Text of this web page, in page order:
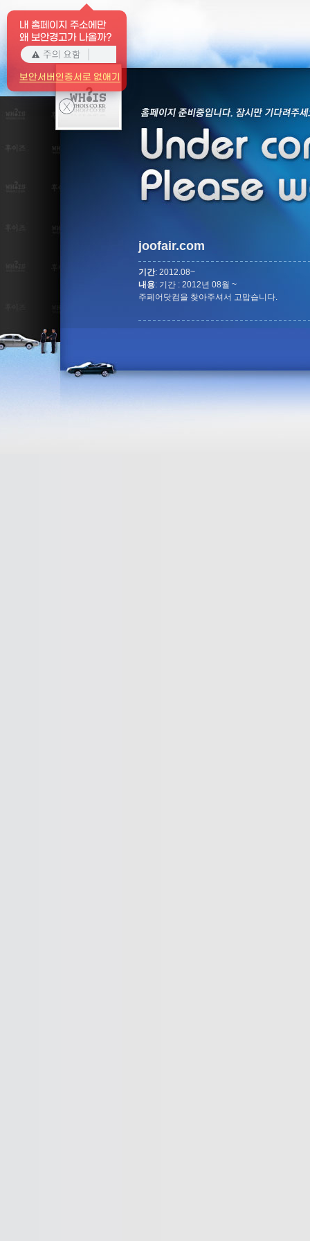
내 홈페이지 주소에만
왜 보안경고가 나올까?
보안서버인증서로 없애기
X
joofair.com
기간: 2012.08~
내용: 기간 : 2012년 08월 ~
주페어닷컴을 찾아주셔서 고맙습니다.